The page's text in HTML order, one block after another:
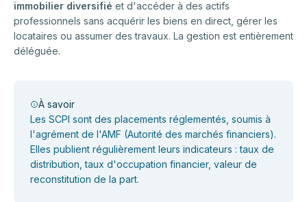
immobilier diversifié et d'accéder à des actifs
professionnels sans acquérir les biens en direct, gérer les
locataires ou assumer des travaux. La gestion est entièrement
déléguée.
À savoir
Les SCPI sont des placements réglementés, soumis à
l'agrément de l'AMF (Autorité des marchés financiers).
Elles publient régulièrement leurs indicateurs : taux de
distribution, taux d'occupation financier, valeur de
reconstitution de la part.